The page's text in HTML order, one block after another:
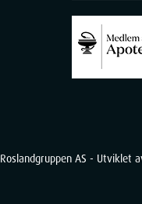
Roslandgruppen AS - Utviklet